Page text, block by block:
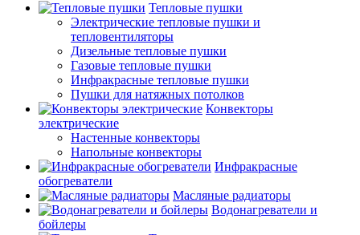
Тепловые пушки
Электрические тепловые пушки и
тепловентиляторы
Дизельные тепловые пушки
Газовые тепловые пушки
Инфракрасные тепловые пушки
Пушки для натяжных потолков
Конвекторы
электрические
Настенные конвекторы
Напольные конвекторы
Инфракрасные
обогреватели
Масляные радиаторы
Водонагреватели и
бойлеры